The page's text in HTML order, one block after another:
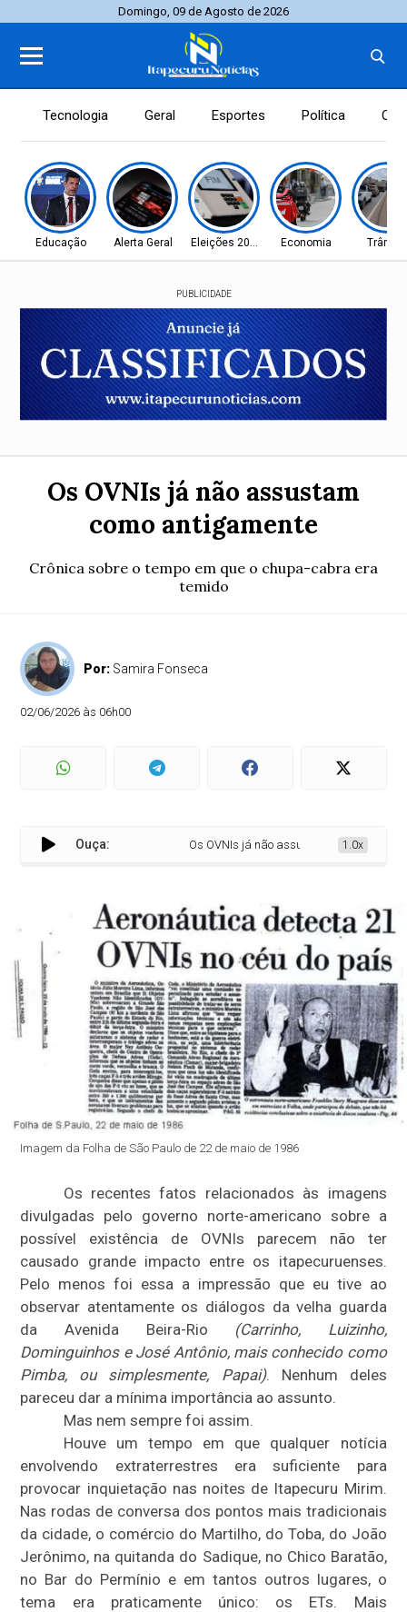
Domingo, 09 de Agosto de 2026
Tecnologia Geral Esportes Política
Educação Alerta Geral Eleições 2026 Economia
PUBLICIDADE
Os OVNIs já não assustam
como antigamente
Crônica sobre o tempo em que o chupa-cabra era
temido
Por: Samira Fonseca
02/06/2026 às 06h00
Ouça: Os OVNIs já não assustam como1.0x
Imagem da Folha de São Paulo de 22 de maio de 1986
Os recentes fatos relacionados às imagens
divulgadas pelo governo norte-americano sobre a
possível existência de OVNIs parecem não ter
causado grande impacto entre os itapecuruenses.
Pelo menos foi essa a impressão que eu tive ao
observar atentamente os diálogos da velha guarda
da Avenida Beira-Rio (Carrinho, Luizinho,
Dominguinhos e José Antônio, mais conhecido como
Pimba, ou simplesmente, Papai). Nenhum deles
pareceu dar a mínima importância ao assunto.
Mas nem sempre foi assim.
Houve um tempo em que qualquer notícia
envolvendo extraterrestres era suficiente para
provocar inquietação nas noites de Itapecuru Mirim.
Nas rodas de conversa dos pontos mais tradicionais
da cidade, o comércio do Martilho, do Toba, do João
Jerônimo, na quitanda do Sadique, no Chico Baratão,
no Bar do Permínio e em tantos outros lugares, o
tema era praticamente único: os ETs. Mais